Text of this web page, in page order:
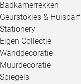
Badkamerrekken
Geurstokjes &
Stationery
Eigen Collectie
Wanddecoratie
Muurdecoratie
Spiegels